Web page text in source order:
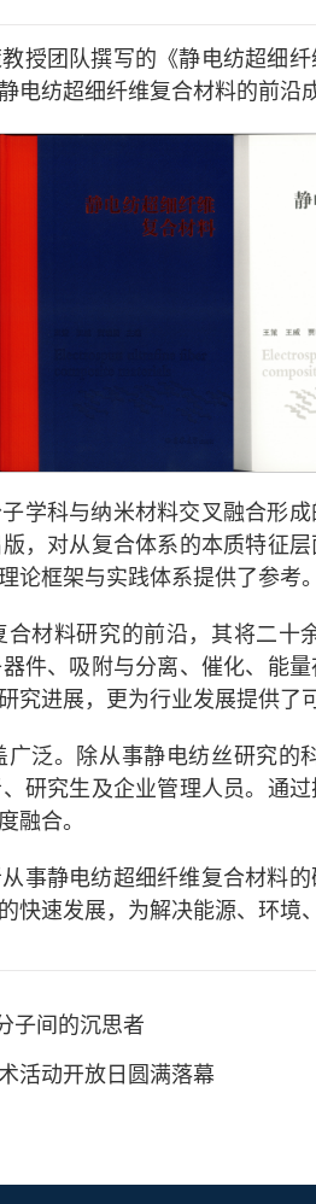
授团队撰写的《静电纺超细
电纺超细纤维复合材料的前沿
学科与纳米材料交叉融合形
，对从复合体系的本质特征
论框架与实践体系提供了参考。
材料研究的前沿，其将二
件、吸附与分离、催化、能
究进展，更为行业发展提供了
泛。除从事静电纺丝研究
研究生及企业管理人员。通
融合。
事静电纺超细纤维复合材料
快速发展，为解决能源、环境
子间的沉思者
活动开放日圆满落幕